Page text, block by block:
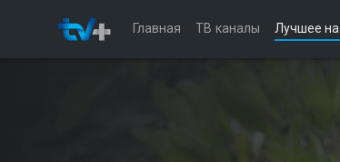
Главная ТВ каналы Лучшее